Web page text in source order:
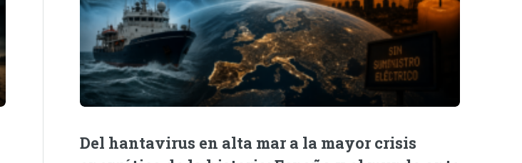
Del hantavirus en alta mar a la mayor crisis